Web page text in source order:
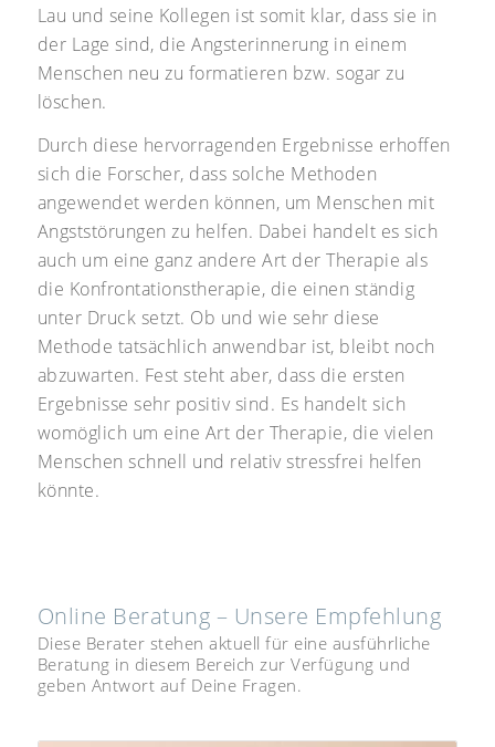
Lau und seine Kollegen ist somit klar, dass sie in
der Lage sind, die Angsterinnerung in einem
Menschen neu zu formatieren bzw. sogar zu
löschen.
Durch diese hervorragenden Ergebnisse erhoffen
sich die Forscher, dass solche Methoden
angewendet werden können, um Menschen mit
Angststörungen zu helfen. Dabei handelt es sich
auch um eine ganz andere Art der Therapie als
die Konfrontationstherapie, die einen ständig
unter Druck setzt. Ob und wie sehr diese
Methode tatsächlich anwendbar ist, bleibt noch
abzuwarten. Fest steht aber, dass die ersten
Ergebnisse sehr positiv sind. Es handelt sich
womöglich um eine Art der Therapie, die vielen
Menschen schnell und relativ stressfrei helfen
könnte.
Online Beratung – Unsere Empfehlung
Diese Berater stehen aktuell für eine ausführliche
Beratung in diesem Bereich zur Verfügung und
geben Antwort auf Deine Fragen.